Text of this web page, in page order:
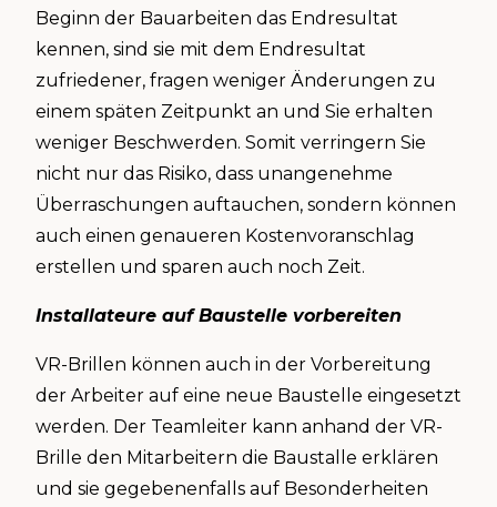
Beginn der Bauarbeiten das Endresultat
kennen, sind sie mit dem Endresultat
zufriedener, fragen weniger Änderungen zu
einem späten Zeitpunkt an und Sie erhalten
weniger Beschwerden. Somit verringern Sie
nicht nur das Risiko, dass unangenehme
Überraschungen auftauchen, sondern können
auch einen genaueren Kostenvoranschlag
erstellen und sparen auch noch Zeit.
Installateure auf Baustelle vorbereiten
VR-Brillen können auch in der Vorbereitung
der Arbeiter auf eine neue Baustelle eingesetzt
werden. Der Teamleiter kann anhand der VR-
Brille den Mitarbeitern die Baustalle erklären
und sie gegebenenfalls auf Besonderheiten